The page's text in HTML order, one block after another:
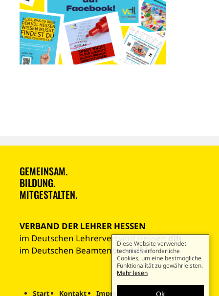
GEMEINSAM.
BILDUNG.
MITGESTALTEN.
VERBAND DER LEHRER HESSEN
im Deutschen Lehrerverband Hessendlh
im Deutschen Beamtenbunddbb
Start Kontakt Impressum Datenschutz
Diese Website verwendet
technisch erforderliche
Cookies, um eine bestmögliche
Funktionalität zu gewährleisten.
Mehr lesen
Ok